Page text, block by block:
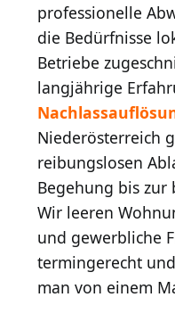
professionelle
die Bedürfnisse
Betriebe
langjährige
Niederösterreich
reibungslosen
Begehung bis zur
Wir leeren
und gewerbliche
termingerecht
man von einem